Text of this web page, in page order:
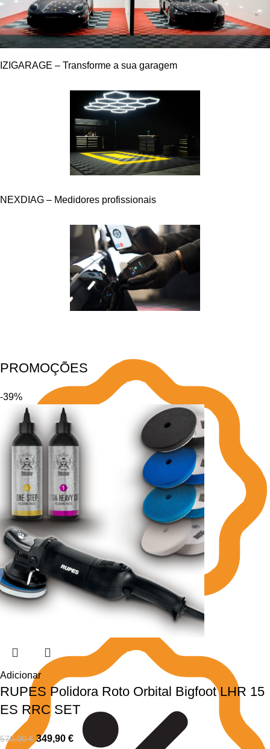
DESTAQUES
IZIGARAGE – Transforme a sua garagem
NEXDIAG – Medidores profissionais
PROMOÇÕES
-39%
Adicionar
RUPES Polidora Roto Orbital Bigfoot LHR 15
ES RRC SET
570,00€ 349,90 €